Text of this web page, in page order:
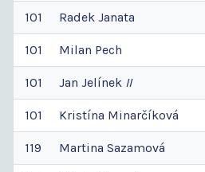
101 Radek Janata
101 Milan Pech
101 Jan Jelínek II
101 Kristína Minarčíková
119 Martina Sazamová